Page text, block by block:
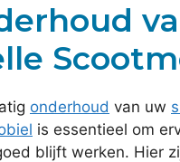
onderhoud van uw
is essentieel om
blijft werken. Hier